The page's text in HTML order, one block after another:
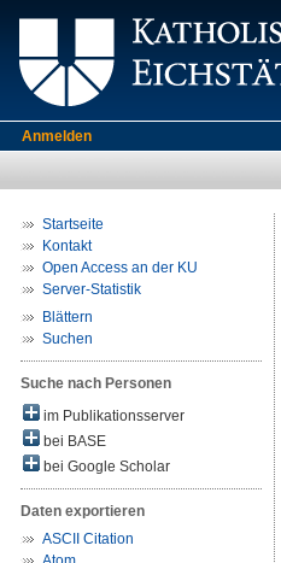
Anmelden
Startseite
Kontakt
Open Access an der KU
Server-Statistik
Blättern
Suchen
Suche nach Personen
im Publikationsserver
bei BASE
bei Google Scholar
Daten exportieren
ASCII Citation